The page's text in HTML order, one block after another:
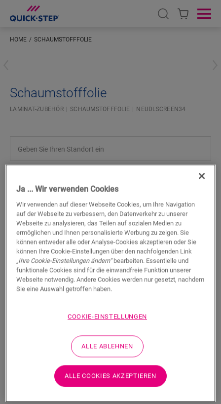
Open search
HOME SCHAUMSTOFFFOLIE
Schaumstofffolie
LAMINAT-ZUBEHÖR SCHAUMSTOFFFOLIE NEUDLSCREEN34
Produkteigenschaften
Eine Unterlage zum Schutz des Bodens vor Wasserdampf, der
von einem mineralischen oder Betonuntergrund hervorsteigt.
Praktische Lebensdauer von 50 Jahren.
Abmessungen
Ähnliche Zubehör
Ja ... Wir verwenden Cookies
Wir verwenden auf dieser Webseite Cookies, um Ihre Navigation
auf der Webseite zu verbessern, den Datenverkehr zu unserer
Webseite zu analysieren, das Teilen auf sozialen Medien zu
ermöglichen und Ihnen personalisierte Werbung zu zeigen. Sie
können entweder alle oder Analyse-Cookies akzeptieren oder Sie
können Ihre Cookie-Einstellungen über den nachfolgenden Link
„Ihre Cookie-Einstellungen ändern“bearbeiten. Essentielle und
funktionale Cookies sind für die einwandfreie Funktion unserer
Webseite notwendig. Andere Cookies werden nur gesetzt, nachdem
Sie eine Auswahl getroffen haben.
COOKIE-EINSTELLUNGEN
ALLE ABLEHNEN
ALLE COOKIES AKZEPTIEREN